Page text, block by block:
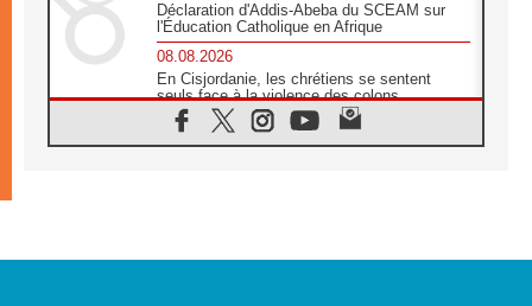
Déclaration d'Addis-Abeba du SCEAM sur
l'Éducation Catholique en Afrique
08.08.2026
En Cisjordanie, les chrétiens se sentent
seuls face à la violence des colons
08.08.2026
Léon XIV au sanctuaire de Notre Dame du
08.08.2026